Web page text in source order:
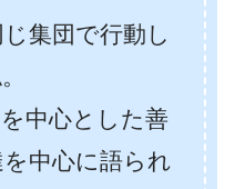
集団で行動し
中心とした善
中心に語られ